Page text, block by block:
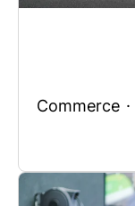
Commerce ·